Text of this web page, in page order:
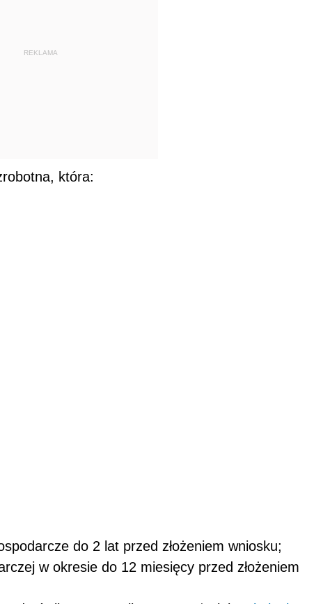
REKLAMA
która:
do 2 lat przed złożeniem wniosku;
w okresie do 12 miesięcy przed złożeniem